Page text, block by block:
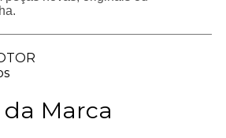
Marca